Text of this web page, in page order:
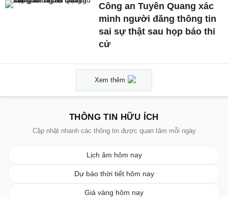
Công an Tuyên Quang xác
minh người đăng thông tin
sai sự thật sau họp báo thi
cử
Xem thêm
THÔNG TIN HỮU ÍCH
Cập nhật nhanh các thông tin được quan tâm mỗi ngày
Lịch âm hôm nay
Dự báo thời tiết hôm nay
Giá vàng hôm nay